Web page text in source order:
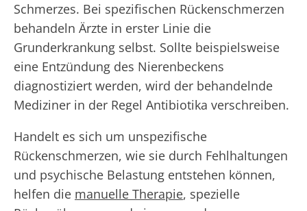
Schmerzes. Bei spezifischen Rückenschmerzen
behandeln Ärzte in erster Linie die
Grunderkrankung selbst. Sollte beispielsweise
eine Entzündung des Nierenbeckens
diagnostiziert werden, wird der behandelnde
Mediziner in der Regel Antibiotika verschreiben.
Handelt es sich um unspezifische
Rückenschmerzen, wie sie durch Fehlhaltungen
und psychische Belastung entstehen können,
helfen die manuelle Therapie, spezielle